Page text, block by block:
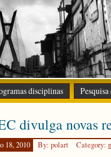
disciplinas
divulga novas
18, 2010 By: polart Category: